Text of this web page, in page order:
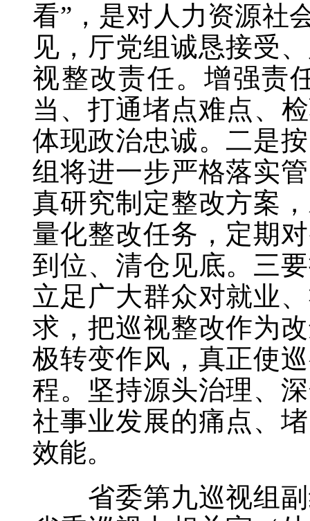
看”，是对人力资源社
见，厅党组诚恳接受
视整改责任。增强责
当、打通堵点难点、
体现政治忠诚。二是
组将进一步严格落实
真研究制定整改方案
量化整改任务，定期
到位、清仓见底。三
立足广大群众对就业
求，把巡视整改作为
极转变作风，真正使
程。坚持源头治理、
社事业发展的痛点、
效能。
省委第九巡视组副